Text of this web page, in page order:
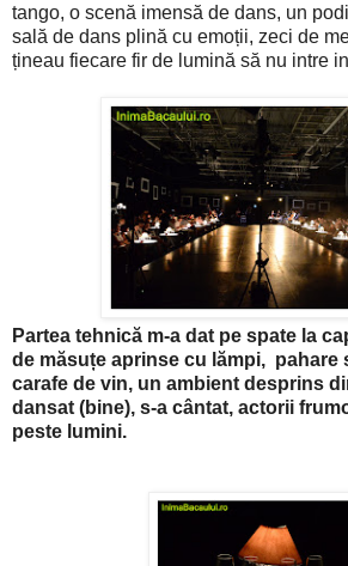
tango, o scenă imensă de dans, un
sală de dans plină cu emoții, zeci de
țineau fiecare fir de lumină să nu intre
Partea tehnică m-a dat pe spate la
de măsuțe aprinse cu lămpi, pahare
carafe de vin, un ambient desprins
dansat (bine), s-a cântat, actorii
peste lumini.